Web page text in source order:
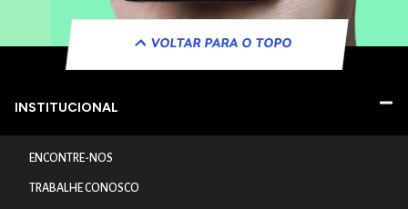
VOLTAR PARA O TOPO
INSTITUCIONAL
ENCONTRE-NOS
TRABALHE CONOSCO